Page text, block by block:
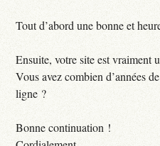
Tout d’abord une bonne et
Ensuite, votre site est vraiment
Vous avez combien d’années
ligne ?
Bonne continuation !